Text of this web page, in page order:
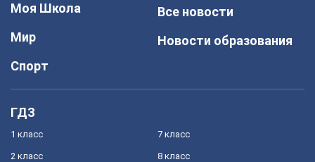
Моя Школа
Мир
Спорт
Все новости
Новости образования
ГДЗ
1 класс
2 класс
7 класс
8 класс